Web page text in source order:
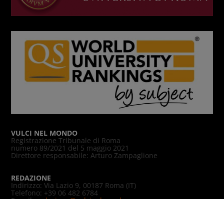
VULCI NEL MONDO
Registrazione Tribunale di Roma
numero 89/2021 del 5 maggio 2021
Direttore responsabile: Arturo Zampaglione
REDAZIONE
Indirizzo: Via Lazio 9, 00187 Roma (IT)
Telefono: +39 06 482 6784